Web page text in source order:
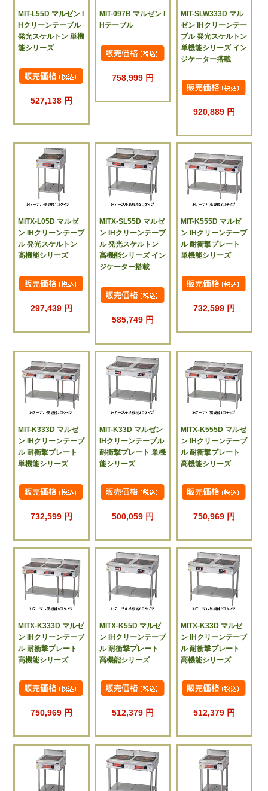
MIT-L55D マルゼン I
Hクリーンテーブル
発光スケルトン 単機
能シリーズ
527,138 円
MIT-097B マルゼン I
Hテーブル
758,999 円
MIT-SLW333D マル
ゼン IHクリーンテー
ブル 発光スケルトン
単機能シリーズ イン
ジケーター搭載
920,889 円
MITX-L05D マルゼ
ン IHクリーンテーブ
ル 発光スケルトン
高機能シリーズ
297,439 円
MITX-SL55D マルゼ
ン IHクリーンテーブ
ル 発光スケルトン
高機能シリーズ イン
ジケーター搭載
585,749 円
MIT-K555D マルゼ
ン IHクリーンテーブ
ル 耐衝撃プレート
単機能シリーズ
732,599 円
MIT-K333D マルゼ
ン IHクリーンテーブ
ル 耐衝撃プレート
単機能シリーズ
732,599 円
MIT-K33D マルゼン
IHクリーンテーブル
耐衝撃プレート 単機
能シリーズ
500,059 円
MITX-K555D マルゼ
ン IHクリーンテーブ
ル 耐衝撃プレート
高機能シリーズ
750,969 円
MITX-K333D マルゼ
ン IHクリーンテーブ
ル 耐衝撃プレート
高機能シリーズ
750,969 円
MITX-K55D マルゼ
ン IHクリーンテーブ
ル 耐衝撃プレート
高機能シリーズ
512,379 円
MITX-K33D マルゼ
ン IHクリーンテーブ
ル 耐衝撃プレート
高機能シリーズ
512,379 円